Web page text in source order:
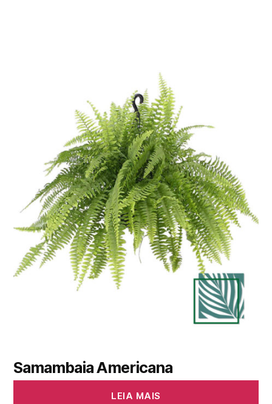
Samambaia Americana
LEIA MAIS